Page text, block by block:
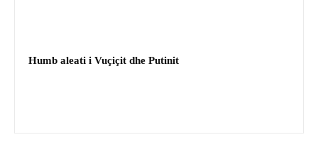
Humb aleati i Vuçiçit dhe Putinit